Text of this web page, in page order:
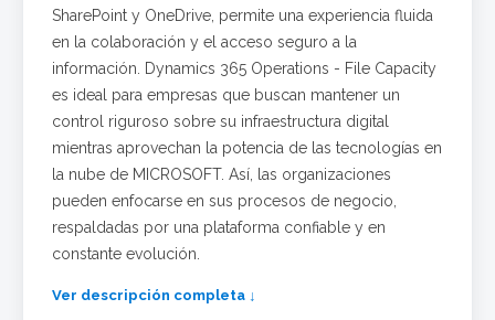
SharePoint y OneDrive, permite una experiencia fluida
en la colaboración y el acceso seguro a la
información. Dynamics 365 Operations - File Capacity
es ideal para empresas que buscan mantener un
control riguroso sobre su infraestructura digital
mientras aprovechan la potencia de las tecnologías en
la nube de MICROSOFT. Así, las organizaciones
pueden enfocarse en sus procesos de negocio,
respaldadas por una plataforma confiable y en
constante evolución.
Ver descripción completa ↓